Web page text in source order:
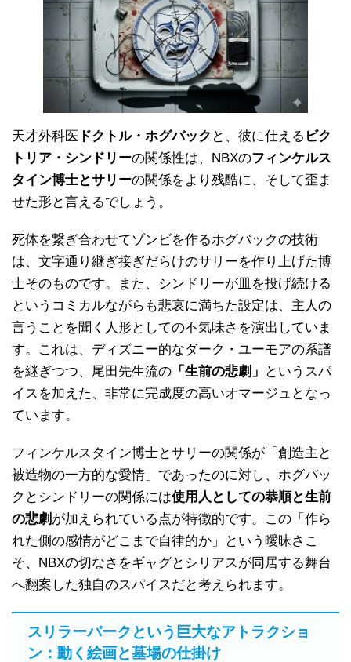
天才外科医 ドクトル・ホグバック と、彼に仕える ビク
トリア・シンドリーの関係性は、NBXのフィンケルス
タイン博士とサリーの関係をより残酷に、そして歪ま
せた形と言えるでしょう。
死体を繋ぎ合わせてゾンビを作るホグバックの技術
は、文字通り継ぎ接ぎだらけのサリーを作り上げた博
士そのものです。また、シンドリーが皿を投げ続ける
というコミカルながらも悲哀に満ちた設定は、主人の
言うことを聞く人形としての不気味さを演出していま
す。これは、ディズニー的なダーク・ユーモアの系譜
を継ぎつつ、尾田先生流の 「生前の悲劇」
というスパ
イスを加えた、非常に完成度の高いオマージュとなっ
ています。
フィンケルスタイン博士とサリーの関係が「創造主と
被造物の一方的な愛情」であったのに対し、ホグバッ
クとシンドリーの関係には使用人としての恭順と生前
の悲劇 が加えられている点が特徴的です。この「作ら
れた側の感情がどこまで自律的か」という曖昧さこ
そ、NBXの切なさをギャグとシリアスが同居する舞台
へ翻案した独自のスパイスだと考えられます。
スリラーバークという巨大なアトラクショ
ン：動く絵画と墓場の仕掛け